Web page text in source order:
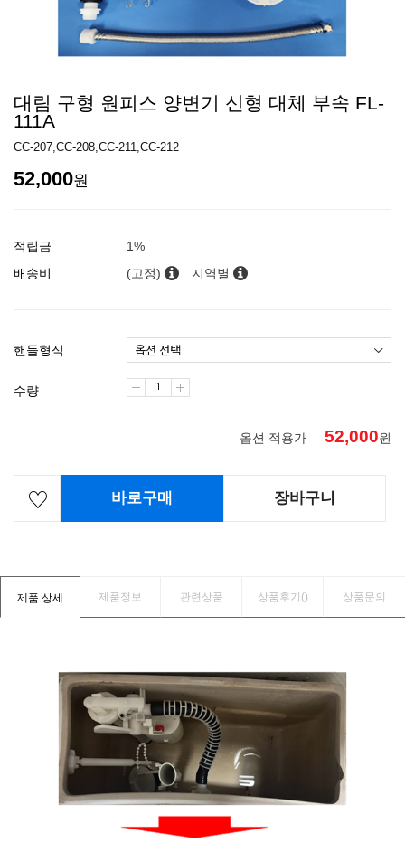
대림 구형 원피스 양변기 신형 대체 부속 FL-
111A
CC-207,CC-208,CC-211,CC-212
52,000원
적립금
1%
배송비
(고정) 지역별
핸들형식
수량
옵션 적용가 52,000원
바로구매 장바구니
제품 상세 제품정보 관련상품 상품후기() 상품문의